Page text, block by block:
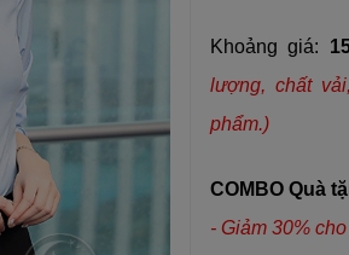
Khoảng giá:
lượng, chất
phẩm.)
COMBO Quà
- Giảm 30%